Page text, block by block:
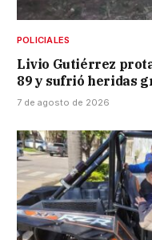
POLICIALES
Livio Gutiérrez
89 y sufrió heridas
7 de agosto de 2026